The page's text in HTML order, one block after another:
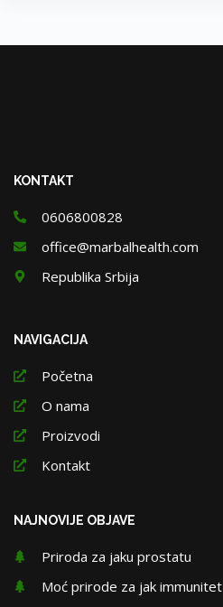
KONTAKT
0606800828
office@marbalhealth.com
Republika Srbija
NAVIGACIJA
Početna
O nama
Proizvodi
Kontakt
NAJNOVIJE OBJAVE
Priroda za jaku prostatu
Moć prirode za jak immunitet